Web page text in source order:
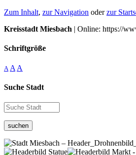
Zum Inhalt, zur Navigation oderzur
Kreisstadt Miesbach | Online: https://
Schriftgröße
A A A
Suche Stadt
suchen